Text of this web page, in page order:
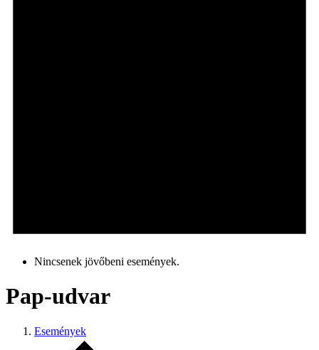
Nincsenek jövőbeni események.
Pap-udvar
Események